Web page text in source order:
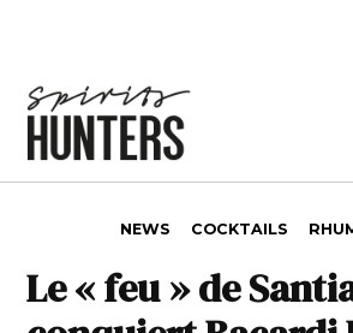
NEWS COCKTAILS
Le « feu » de